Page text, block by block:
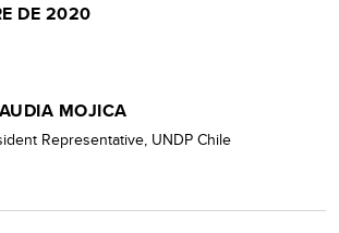
DE 2020
MOJICA
Representative, UNDP Chile